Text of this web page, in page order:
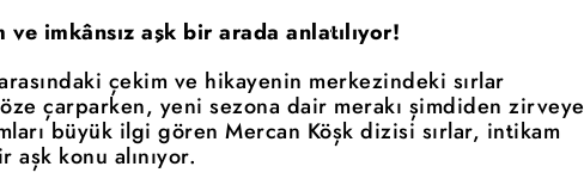
ve imkânsız aşk bir arada anlatılıyor!
çekim ve hikayenin merkezindeki sırlar
çarparken, yeni sezona dair merakı şimdiden zirveye
büyük ilgi gören Mercan Köşk dizisi sırlar, intikam
aşk konu alınıyor.